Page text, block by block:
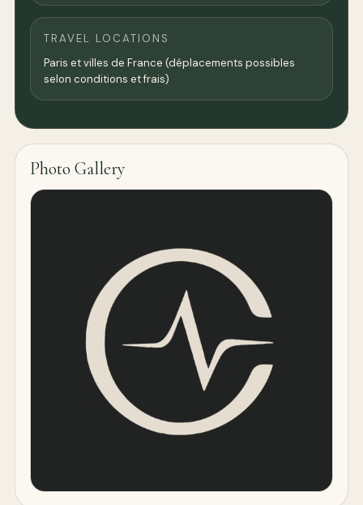
TRAVEL LOCATIONS
Paris et villes de France (déplacements possibles
selon conditions et frais)
Photo Gallery